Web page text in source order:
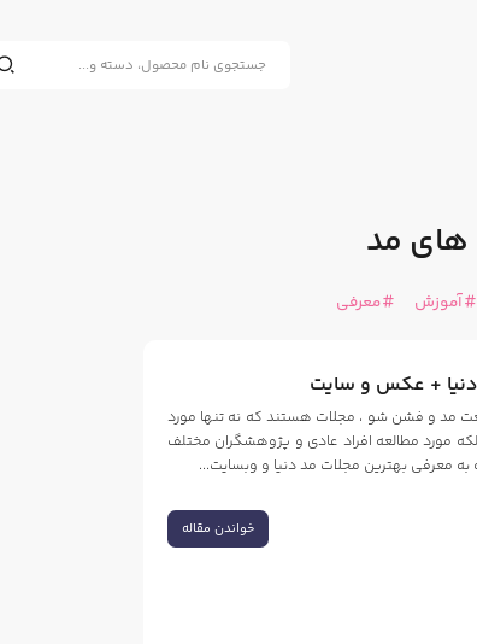
های مد
آموزش معرفی
مد و فشن شو ، مجلات هستند که نه تنها مورد
مورد مطالعه افراد عادی و پژوهشگران مختلف
به معرفی بهترین مجلات مد دنیا و وبسایت...
خواندن مقاله